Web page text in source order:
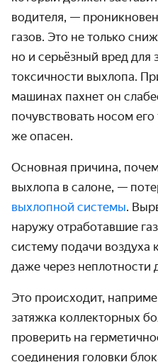
водителя, —
газов. Это не только
но и серьёзный вред для
токсичности выхлопа.
машинах пахнет он
почувствовать носом
же опасен.
Основная причина,
выхлопа в салоне, —
выхлопной системы.
наружу отработавшие
систему подачи воздуха
даже через неплотности
Это происходит,
затяжка коллекторных
проверить на
соединения головки